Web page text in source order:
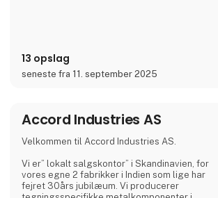
13 opslag
seneste fra 11. september 2025
Accord Industries AS
Velkommen til Accord Industries AS.
Vi er” lokalt salgskontor” i Skandinavien, for
vores egne 2 fabrikker i Indien som lige har
fejret 30års jubilæum. Vi producerer